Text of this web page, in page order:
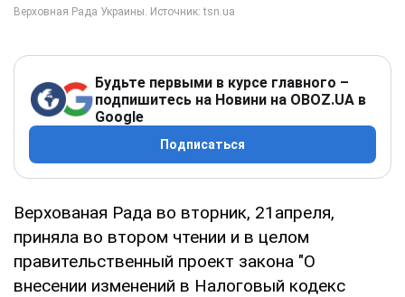
Будьте первыми в курсе главного –
подпишитесь на Новини на OBOZ.UA в
Google
Подписаться
Верхованая Рада во вторник, 21апреля,
приняла во втором чтении и в целом
правительственный проект закона "О
внесении изменений в Налоговый кодекс